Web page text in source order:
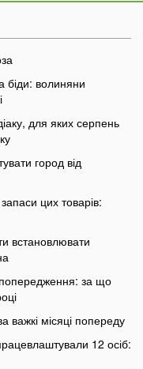
біди: волиняни
для яких серпень
город від
цих товарів:
встановлювати
за що
важкі місяці попереду
12 осіб: